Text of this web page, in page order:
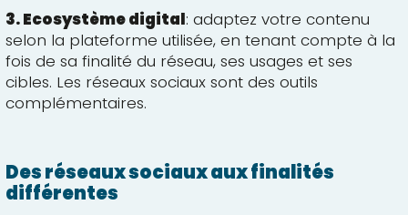
3. Ecosystème digital: adaptez votre contenu
selon la plateforme utilisée, en tenant compte à la
fois de sa finalité du réseau, ses usages et ses
cibles. Les réseaux sociaux sont des outils
complémentaires.
Des réseaux sociaux aux finalités
différentes